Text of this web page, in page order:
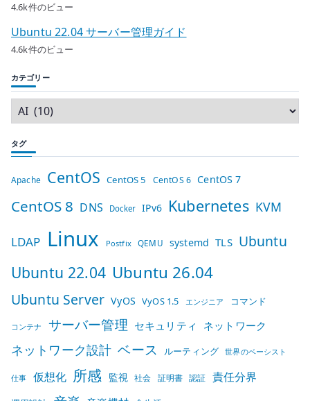
4.6k件のビュー
Ubuntu 22.04 サーバー管理ガイド
4.6k件のビュー
カテゴリー
タグ
Apache CentOS CentOS 5 CentOS 6 CentOS 7
CentOS 8 DNS Docker IPv6 Kubernetes KVM
LDAP Linux Postfix QEMU systemd TLS Ubuntu
Ubuntu 22.04 Ubuntu 26.04
Ubuntu Server VyOS VyOS 1.5 エンジニア コマンド
コンテナ サーバー管理 セキュリティ ネットワーク
ネットワーク設計 ベース ルーティング 世界のベーシスト
仕事 仮想化 所感 監視 社会 証明書 認証 責任分界